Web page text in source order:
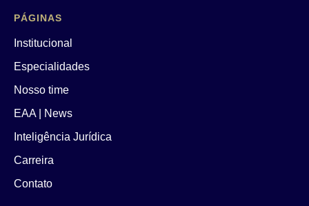
PÁGINAS
Institucional
Especialidades
Nosso time
EAA | News
Inteligência Jurídica
Carreira
Contato